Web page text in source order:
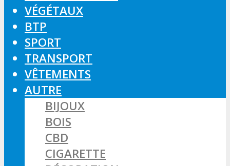
VÉGÉTAUX
BTP
SPORT
TRANSPORT
VÊTEMENTS
AUTRE
BIJOUX
BOIS
CBD
CIGARETTE